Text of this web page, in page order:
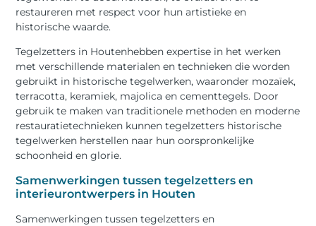
restaureren met respect voor hun artistieke en
historische waarde.
Tegelzetters in Houtenhebben expertise in het werken
met verschillende materialen en technieken die worden
gebruikt in historische tegelwerken, waaronder mozaïek,
terracotta, keramiek, majolica en cementtegels. Door
gebruik te maken van traditionele methoden en moderne
restauratietechnieken kunnen tegelzetters historische
tegelwerken herstellen naar hun oorspronkelijke
schoonheid en glorie.
Samenwerkingen tussen tegelzetters en
interieurontwerpers in Houten
Samenwerkingen tussen tegelzetters en